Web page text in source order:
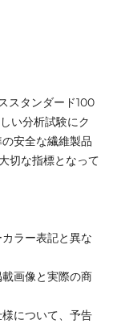
スタンダード100
い分析試験にク
安全な繊維製品
切な指標となって
ラー表記と異な
画像と実際の商
について、予告